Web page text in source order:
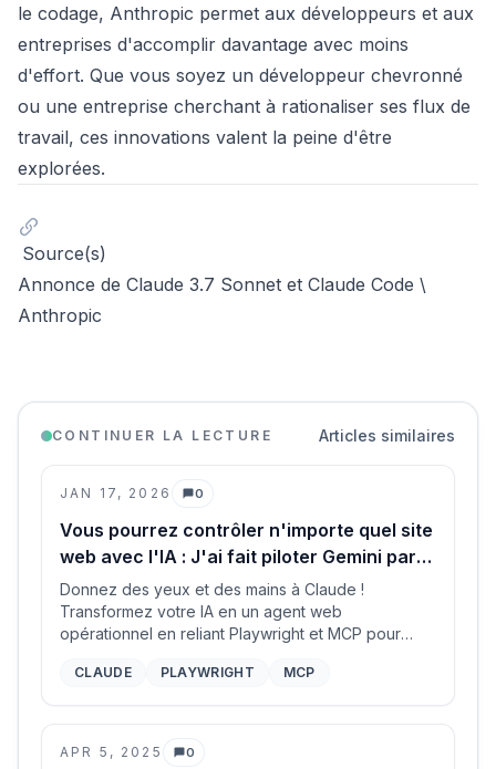
le codage, Anthropic permet aux développeurs et aux
entreprises d'accomplir davantage avec moins
d'effort. Que vous soyez un développeur chevronné
ou une entreprise cherchant à rationaliser ses flux de
travail, ces innovations valent la peine d'être
explorées.
Source(s)
Annonce de Claude 3.7 Sonnet et Claude Code \
Anthropic
CONTINUER LA LECTURE Articles similaires
JAN 17, 2026 0
Commentaires
Vous pourrez contrôler n'importe quel site
web avec l'IA : J'ai fait piloter Gemini par
Claude et c'est époustouflant
Donnez des yeux et des mains à Claude !
Transformez votre IA en un agent web
opérationnel en reliant Playwright et MCP pour
connexions complexes et créer de puissants flux
CLAUDE PLAYWRIGHT MCP
APR 5, 2025 0
Commentaires